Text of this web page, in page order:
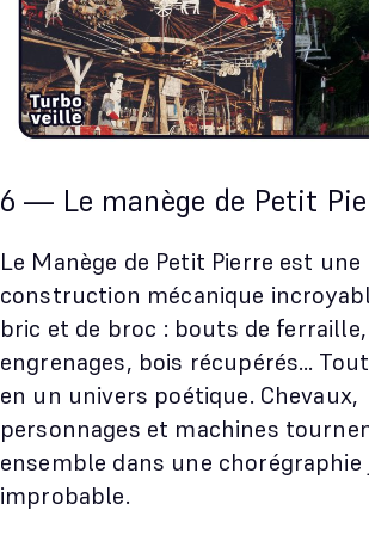
6 — Le manège de Petit
Le Manège de Petit Pierre est une
construction mécanique
bric et de broc : bouts de ferraille,
engrenages, bois récupérés… Tout
en un univers poétique. Chevaux,
personnages et machines
ensemble dans une chorégraphie
improbable.